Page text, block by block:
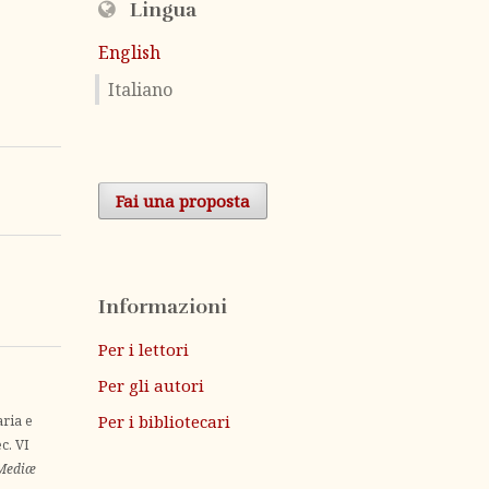
e
VI
Lingua
English
Italiano
Fai una proposta
Informazioni
Per i lettori
Per gli autori
Per i bibliotecari